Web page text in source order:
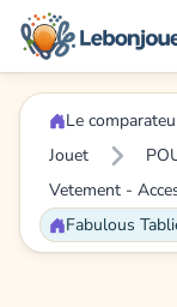
Le
Jouet
Vetement -